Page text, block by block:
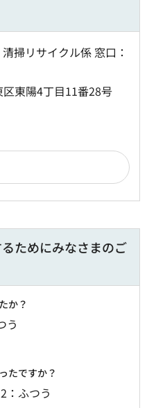
掃リサイクル係 窓口：
東陽4丁目11番28号
ためにみなさまのご
か？
う
たですか？
2：ふつう